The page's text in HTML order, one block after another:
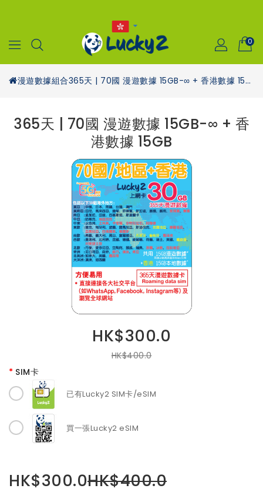
0
漫遊數據組合 365天 | 70國 漫遊數據 15GB-∞ + 香港數據 15GB
365天 | 70國 漫遊數據 15GB-∞ + 香
港數據 15GB
HK$300.0
HK$400.0
SIM卡
已有Lucky2 SIM卡/eSIM
買一張Lucky2 eSIM
HK$300.0HK$400.0